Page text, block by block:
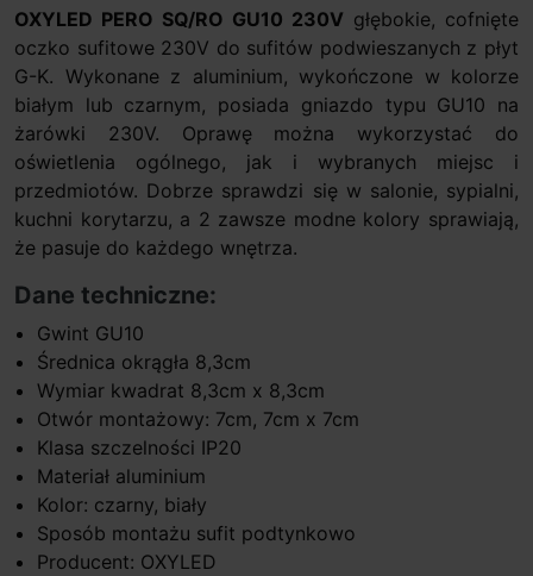
OXYLED PERO SQ/RO GU10 230V głębokie, cofnięte
oczko sufitowe 230V do sufitów podwieszanych z płyt
G-K. Wykonane z aluminium, wykończone w kolorze
białym lub czarnym, posiada gniazdo typu GU10 na
żarówki 230V. Oprawę można wykorzystać do
oświetlenia ogólnego, jak i wybranych miejsc i
przedmiotów. Dobrze sprawdzi się w salonie, sypialni,
kuchni korytarzu, a 2 zawsze modne kolory sprawiają,
że pasuje do każdego wnętrza.
Dane techniczne:
Gwint GU10
Średnica okrągła 8,3cm
Wymiar kwadrat 8,3cm x 8,3cm
Otwór montażowy: 7cm, 7cm x 7cm
Klasa szczelności IP20
Materiał aluminium
Kolor: czarny, biały
Sposób montażu sufit podtynkowo
Producent: OXYLED